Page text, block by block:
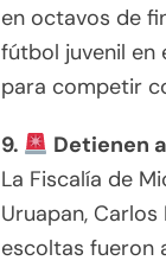
en octavos de
fútbol juvenil en
para competir
9.
Detienen
La Fiscalía de
Uruapan,
escoltas fueron